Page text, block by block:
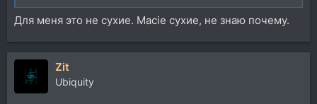
Для меня это не сухие. Мacie сухие, не знаю почему.
Zit
Ubiquity